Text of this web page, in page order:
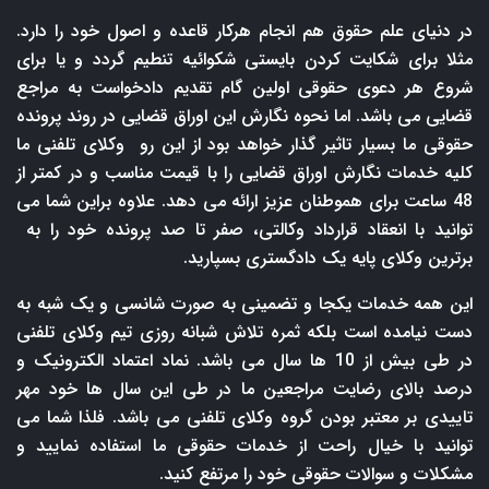
در دنیای علم حقوق هم انجام هرکار قاعده و اصول خود را دارد.
مثلا برای شکایت کردن بایستی شکوائیه تنطیم گردد و یا برای
شروع هر دعوی حقوقی اولین گام تقدیم دادخواست به مراجع
قضایی می باشد. اما نحوه نگارش این اوراق قضایی در روند پرونده
حقوقی ما بسیار تاثیر گذار خواهد بود از این رو وکلای تلفنی ما
کلیه خدمات نگارش اوراق قضایی را با قیمت مناسب و در کمتر از
48 ساعت برای هموطنان عزیز ارائه می دهد. علاوه براین شما می
توانید با انعقاد قرارداد وکالتی، صفر تا صد پرونده خود را به
برترین وکلای پایه یک دادگستری بسپارید.
این همه خدمات یکجا و تضمینی به صورت شانسی و یک شبه به
دست نیامده است بلکه ثمره تلاش شبانه روزی تیم وکلای تلفنی
در طی بیش از 10 ها سال می باشد. نماد اعتماد الکترونیک و
درصد بالای رضایت مراجعین ما در طی این سال ها خود مهر
تاییدی بر معتبر بودن گروه وکلای تلفنی می باشد. فلذا شما می
توانید با خیال راحت از خدمات حقوقی ما استفاده نمایید و
مشکلات و سوالات حقوقی خود را مرتفع کنید.